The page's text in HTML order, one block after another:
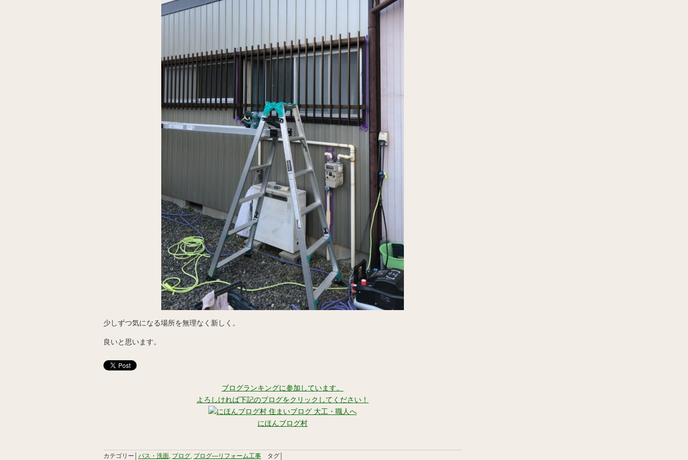
少しずつ気になる場所を無理なく新しく。
良いと思います。
ブログランキングに参加しています。
よろしければ下記のブログをクリックしてください！
にほんブログ村
カテゴリー│ バス・洗面 ブログ ブログ―リフォーム工事 タグ│